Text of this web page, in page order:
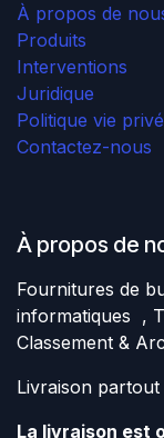
À propos de
Produits
Interventions
Juridique
Politique vie
Contactez-nous
À propos de
Fournitures de
informatiques ,
Classement &
Livraison
La livraison est